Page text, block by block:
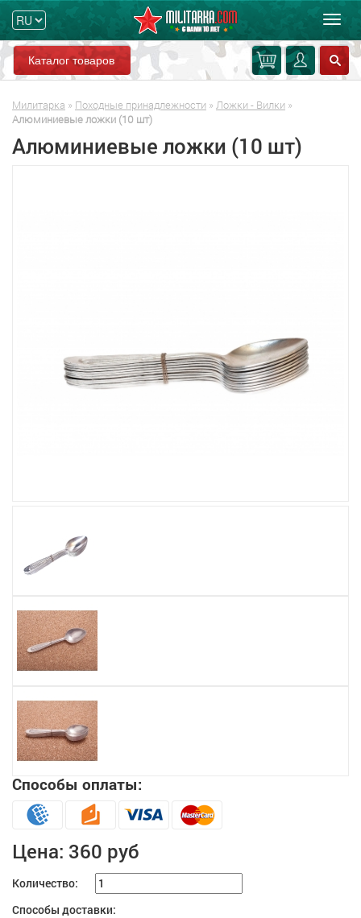
Каталог товаров
Милитарка » Походные принадлежности » Ложки - Вилки »
Алюминиевые ложки (10 шт)
Алюминиевые ложки (10 шт)
Способы оплаты:
Цена: 360 руб
Количество:
Способы доставки: